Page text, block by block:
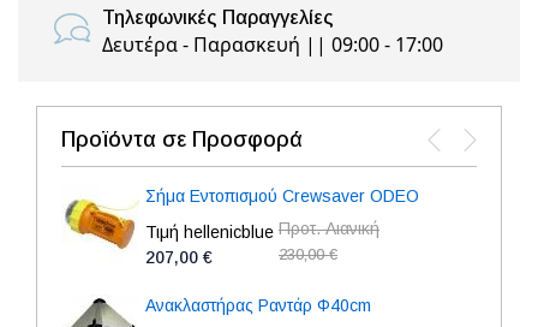
Τηλεφωνικές Παραγγελίες
Δευτέρα - Παρασκευή || 09:00 - 17:00
Προϊόντα σε Προσφορά
Σήμα Εντοπισμού Crewsaver ODEO
Τιμή hellenicblue
207,00 €
Προτ. Λιανική
230,00 €
Ανακλαστήρας Ραντάρ Φ40cm